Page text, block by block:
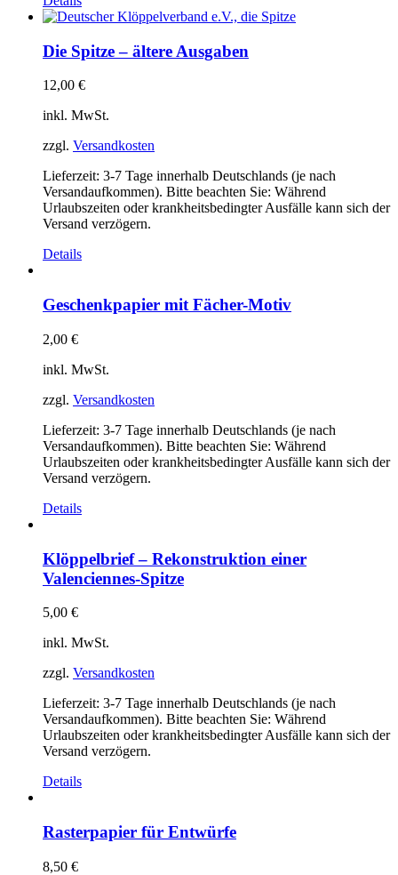
Die Spitze – ältere Ausgaben
12,00 €
inkl. MwSt.
zzgl. Versandkosten
Lieferzeit: 3-7 Tage innerhalb Deutschlands (je nach
Versandaufkommen). Bitte beachten Sie: Während
Urlaubszeiten oder krankheitsbedingter Ausfälle kann sich der
Versand verzögern.
Details
Geschenkpapier mit Fächer-Motiv
2,00 €
inkl. MwSt.
zzgl. Versandkosten
Lieferzeit: 3-7 Tage innerhalb Deutschlands (je nach
Versandaufkommen). Bitte beachten Sie: Während
Urlaubszeiten oder krankheitsbedingter Ausfälle kann sich der
Versand verzögern.
Details
Klöppelbrief – Rekonstruktion einer
Valenciennes-Spitze
5,00 €
inkl. MwSt.
zzgl. Versandkosten
Lieferzeit: 3-7 Tage innerhalb Deutschlands (je nach
Versandaufkommen). Bitte beachten Sie: Während
Urlaubszeiten oder krankheitsbedingter Ausfälle kann sich der
Versand verzögern.
Details
Rasterpapier für Entwürfe
8,50 €